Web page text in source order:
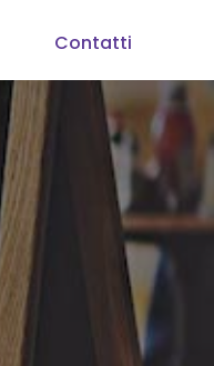
Contatti